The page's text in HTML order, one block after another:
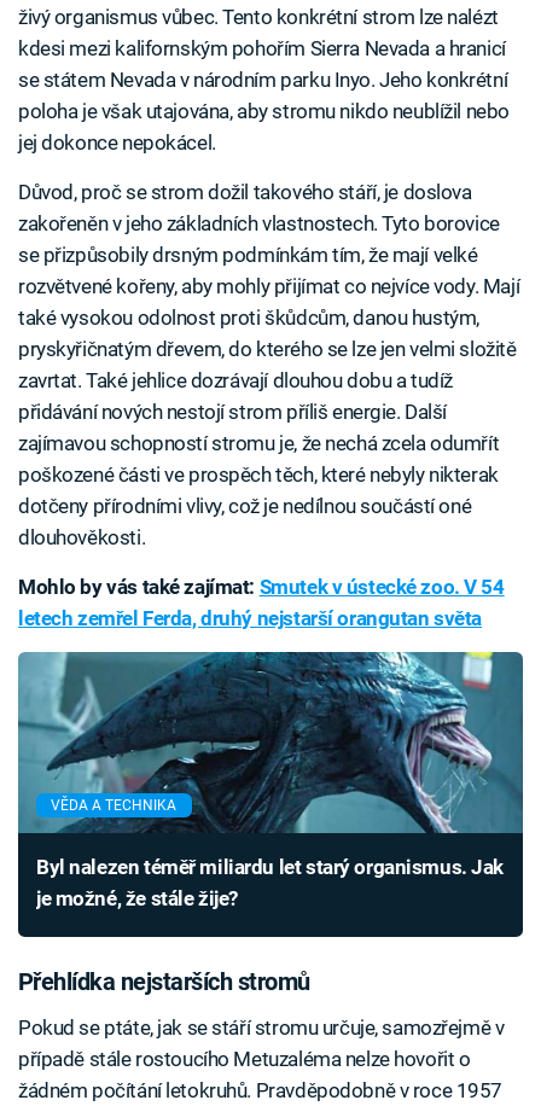
živý organismus vůbec. Tento konkrétní strom lze nalézt
kdesi mezi kalifornským pohořím Sierra Nevada a hranicí
se státem Nevada v národním parku Inyo. Jeho konkrétní
poloha je však utajována, aby stromu nikdo neublížil nebo
jej dokonce nepokácel.
Důvod, proč se strom dožil takového stáří, je doslova
zakořeněn v jeho základních vlastnostech. Tyto borovice
se přizpůsobily drsným podmínkám tím, že mají velké
rozvětvené kořeny, aby mohly přijímat co nejvíce vody. Mají
také vysokou odolnost proti škůdcům, danou hustým,
pryskyřičnatým dřevem, do kterého se lze jen velmi složitě
zavrtat. Také jehlice dozrávají dlouhou dobu a tudíž
přidávání nových nestojí strom příliš energie. Další
zajímavou schopností stromu je, že nechá zcela odumřít
poškozené části ve prospěch těch, které nebyly nikterak
dotčeny přírodními vlivy, což je nedílnou součástí oné
dlouhověkosti.
Mohlo by vás také zajímat: Smutek v ústecké zoo. V 54
letech zemřel Ferda, druhý nejstarší orangutan světa
VĚDA A TECHNIKA
Byl nalezen téměř miliardu let starý organismus. Jak
je možné, že stále žije?
Přehlídka nejstarších stromů
Pokud se ptáte, jak se stáří stromu určuje, samozřejmě v
případě stále rostoucího Metuzaléma nelze hovořit o
žádném počítání letokruhů. Pravděpodobně v roce 1957